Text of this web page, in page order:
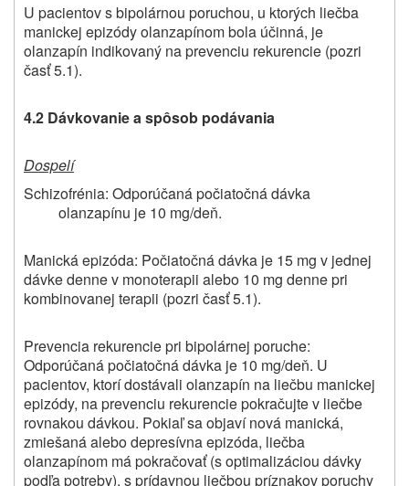
U pacientov s bipolárnou poruchou, u ktorých liečba
manickej epizódy olanzapínom bola účinná, je
olanzapín indikovaný na prevenciu rekurencie (pozri
časť 5.1).
4.2 Dávkovanie a spôsob podávania
Dospelí
Schizofrénia: Odporúčaná počiatočná dávka
olanzapínu je 10 mg/deň.
Manická epizóda: Počiatočná dávka je 15 mg v jednej
dávke denne v monoterapii alebo 10 mg denne pri
kombinovanej terapii (pozri časť 5.1).
Prevencia rekurencie pri bipolárnej poruche:
Odporúčaná počiatočná dávka je 10 mg/deň. U
pacientov, ktorí dostávali olanzapín na liečbu manickej
epizódy, na prevenciu rekurencie pokračujte v liečbe
rovnakou dávkou. Pokiaľ sa objaví nová manická,
zmiešaná alebo depresívna epizóda, liečba
olanzapínom má pokračovať (s optimalizáciou dávky
podľa potreby), s prídavnou liečbou príznakov poruchy